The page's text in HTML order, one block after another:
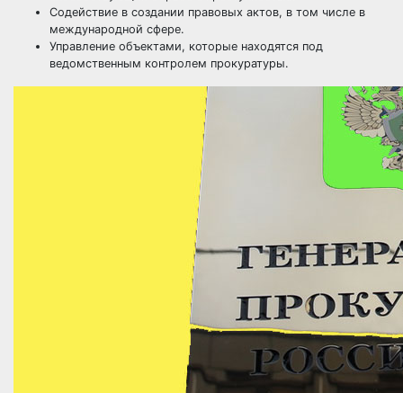
Содействие в создании правовых актов, в том числе в
международной сфере.
Управление объектами, которые находятся под
ведомственным контролем прокуратуры.